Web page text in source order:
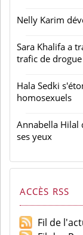
Nelly Karim
Sara Khalifa a
trafic de drogue
Hala Sedki
homosexuels
Annabella Hilal
ses yeux
ACCÈS RSS
Fil de